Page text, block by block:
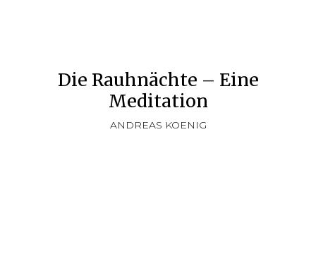
Die Rauhnächte – Eine
Meditation
ANDREAS KOENIG